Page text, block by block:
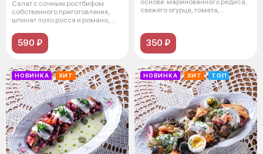
Салат с сочным ростбифом
собственного приготовления,
шпинат лоло росса и романо,
590 ₽
основе: маринованного редиса,
свежего огурца, томата,
350 ₽
НОВИНКА ХИТ НОВИНКА ХИТ ТОП